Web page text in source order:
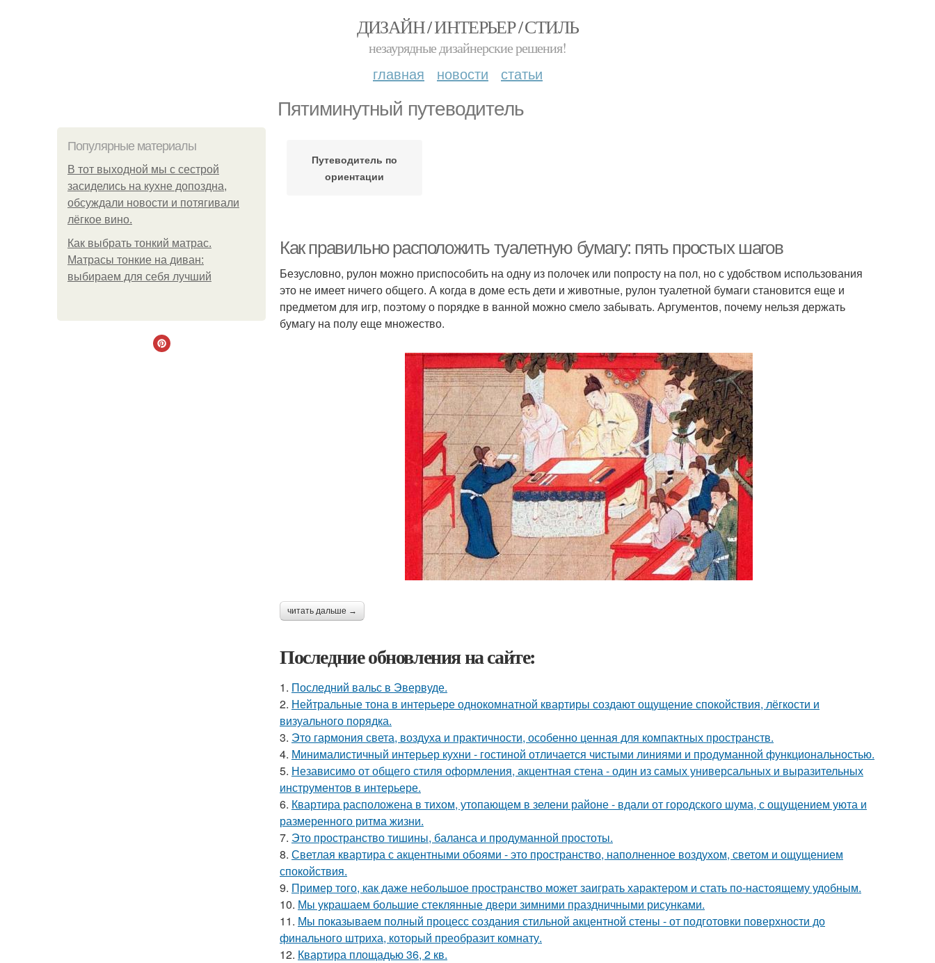
ДИЗАЙН / ИНТЕРЬЕР / СТИЛЬ
незаурядные дизайнерские решения!
главная новости статьи
Пятиминутный путеводитель
Популярные материалы
В тот выходной мы с сестрой
засиделись на кухне допоздна,
обсуждали новости и потягивали
лёгкое вино.
Как выбрать тонкий матрас.
Матрасы тонкие на диван:
выбираем для себя лучший
Путеводитель по
ориентации
Как правильно расположить туалетную бумагу: пять простых шагов
Безусловно, рулон можно приспособить на одну из полочек или попросту на пол, но с удобством использования
это не имеет ничего общего. А когда в доме есть дети и животные, рулон туалетной бумаги становится еще и
предметом для игр, поэтому о порядке в ванной можно смело забывать. Аргументов, почему нельзя держать
бумагу на полу еще множество.
читать дальше →
Последние обновления на сайте:
1. Последний вальс в Эвервуде.
2. Нейтральные тона в интерьере однокомнатной квартиры создают ощущение спокойствия, лёгкости и
визуального порядка.
3. Это гармония света, воздуха и практичности, особенно ценная для компактных пространств.
4. Минималистичный интерьер кухни - гостиной отличается чистыми линиями и продуманной функциональностью.
5. Независимо от общего стиля оформления, акцентная стена - один из самых универсальных и выразительных
инструментов в интерьере.
6. Квартира расположена в тихом, утопающем в зелени районе - вдали от городского шума, с ощущением уюта и
размеренного ритма жизни.
7. Это пространство тишины, баланса и продуманной простоты.
8. Светлая квартира с акцентными обоями - это пространство, наполненное воздухом, светом и ощущением
спокойствия.
9. Пример того, как даже небольшое пространство может заиграть характером и стать по-настоящему удобным.
10. Мы украшаем большие стеклянные двери зимними праздничными рисунками.
11. Мы показываем полный процесс создания стильной акцентной стены - от подготовки поверхности до
финального штриха, который преобразит комнату.
12. Квартира площадью 36, 2 кв.